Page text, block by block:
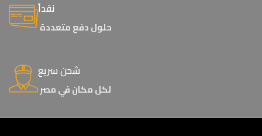
نقداً
حلول دفع متعددة
شحن سريع
لكل مكان في مصر